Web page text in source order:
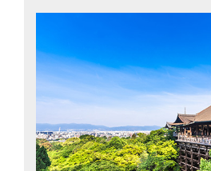
者からは「ちょっと外を歩けば、
れるお祭りに出合え、生活の中に
いる」「京都市内には鴨川があり
の季節は本当に美しい」といった
と文化に囲まれながら、利便性の
京都市の移住情報を掲載していま